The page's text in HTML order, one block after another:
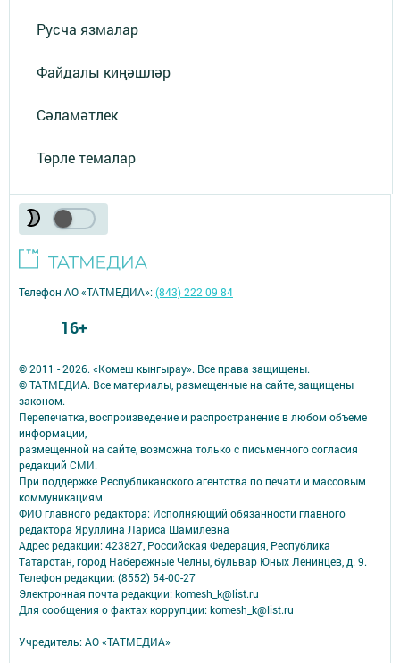
Русча язмалар
Файдалы киңәшләр
Сәламәтлек
Төрле темалар
© 2011 - 2026. «Комеш кынгырау». Все права защищены.
© ТАТМЕДИА. Все материалы, размещенные на сайте, защищены
законом.
Перепечатка, воспроизведение и распространение в любом объеме
информации,
размещенной на сайте, возможна только с письменного согласия
редакций СМИ.
При поддержке Республиканского агентства по печати и массовым
коммуникациям.
ФИО главного редактора: Исполняющий обязанности главного
редактора Яруллина Лариса Шамилевна
Адрес редакции: 423827, Российская Федерация, Республика
Татарстан, город Набережные Челны, бульвар Юных Ленинцев, д. 9.
Телефон редакции: (8552) 54-00-27
Электронная почта редакции: komesh_k@list.ru
Для сообщения о фактах коррупции: komesh_k@list.ru
Учредитель: АО «ТАТМЕДИА»
Телефон АО «ТАТМЕДИА»:(843) 222 09 84
16+